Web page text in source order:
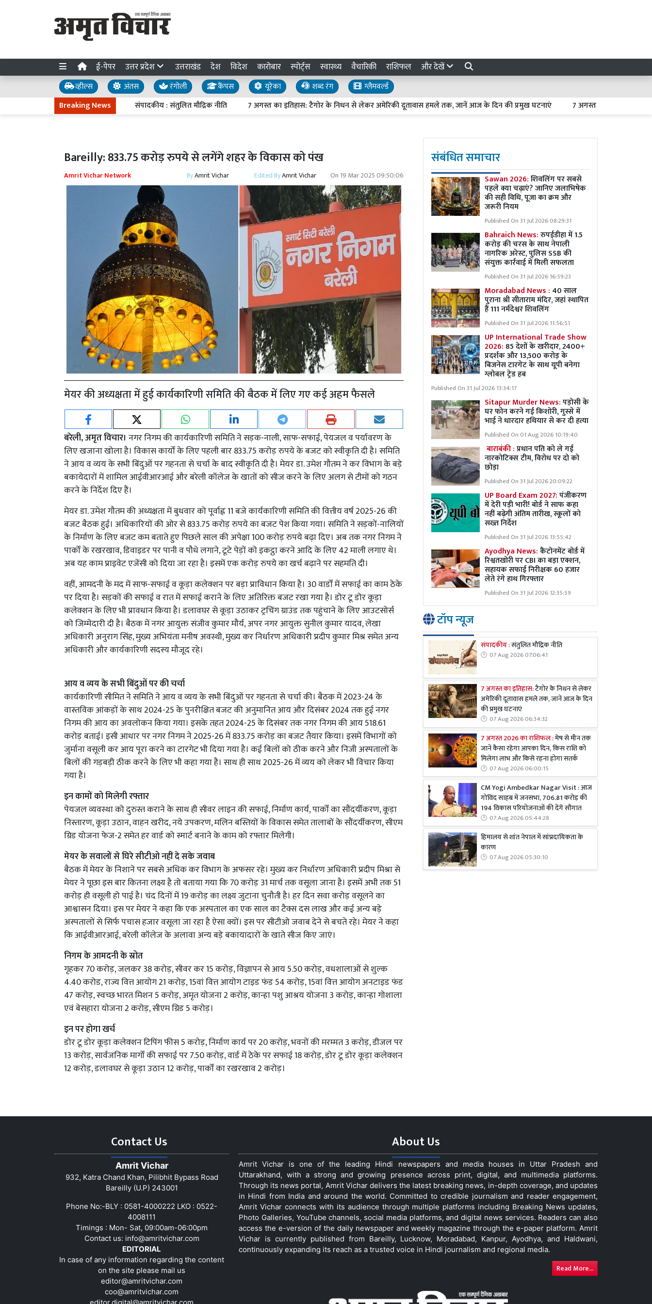
ई-पेपर उत्तर प्रदेश उत्तराखंड देश विदेश कारोबार स्पोर्ट्स स्वास्थ्य वैचारिकी राशिफल और देखें
व्हील्स अंतस रंगोली कैंपस यूरेका शब्द रंग
ग्लैमवर्ल्ड
Breaking News
संपादकीय : संतुलित मौद्रिक नीति 7 अगस्त का इतिहास: टैगोर के निधन से लेकर अमेरिकी दूतावास हमले तक, जानें आज के दिन की प्रमुख घटनाएं 7 अगस्त 2026 का राशिफल : मेष
Bareilly: 833.75 करोड़ रुपये से लगेंगे शहर के विकास को पंख
Amrit Vichar Network ByAmrit Vichar Edited ByAmrit Vichar On 19 Mar 2025 09:50:06
मेयर की अध्यक्षता में हुई कार्यकारिणी समिति की बैठक में लिए गए कई अहम फैसले
बरेली, अमृत विचार। नगर निगम की कार्यकारिणी समिति ने सड़क-नाली, साफ-सफाई, पेयजल व पर्यावरण के
लिए खजाना खोला है। विकास कार्यों के लिए पहली बार 833.75 करोड़ रुपये के बजट को स्वीकृति दी है। समिति
ने आय व व्यय के सभी बिंदुओं पर गहनता से चर्चा के बाद स्वीकृति दी है। मेयर डा. उमेश गौतम ने कर विभाग के बड़े
बकायेदारों में शामिल आईवीआरआई और बरेली कॉलेज के खातों को सीज करने के लिए अलग से टीमों को गठन
करने के निर्देश दिए हैं।
मेयर डा. उमेश गौतम की अध्यक्षता में बुधवार को पूर्वाह्न 11 बजे कार्यकारिणी समिति की वित्तीय वर्ष 2025-26 की
बजट बैठक हुई। अधिकारियों की ओर से 833.75 करोड़ रुपये का बजट पेश किया गया। समिति ने सड़कों-नालियों
के निर्माण के लिए बजट कम बताते हुए पिछले साल की अपेक्षा 100 करोड़ रुपये बढ़ा दिए। अब तक नगर निगम ने
पार्कों के रखरखाव, डिवाइडर पर पानी व पौधे लगाने, टूटे पेड़ों को इकट्ठा करने आदि के लिए 42 माली लगाए थे।
अब यह काम प्राइवेट एजेंसी को दिया जा रहा है। इसमें एक करोड़ रुपये का खर्च बढ़ाने पर सहमति दी।
वहीं, आमदनी के मद में साफ-सफाई व कूड़ा कलेक्शन पर बड़ा प्राविधान किया है। 30 वार्डों में सफाई का काम ठेके
पर दिया है। सड़कों की सफाई व रात में सफाई कराने के लिए अतिरिक्त बजट रखा गया है। डोर टू डोर कूड़ा
कलेक्शन के लिए भी प्रावधान किया है। डलावघर से कूड़ा उठाकर ट्रचिंग ग्राउंड तक पहुंचाने के लिए आउटसोर्स
को जिम्मेदारी दी है। बैठक में नगर आयुक्त संजीव कुमार मौर्य, अपर नगर आयुक्त सुनील कुमार यादव, लेखा
अधिकारी अनुराग सिंह, मुख्य अभियंता मनीष अवस्थी, मुख्य कर निर्धारण अधिकारी प्रदीप कुमार मिश्र समेत अन्य
अधिकारी और कार्यकारिणी सदस्य मौजूद रहे।
आय व व्यय के सभी बिंदुओं पर की चर्चा
कार्यकारिणी सीमित ने समिति ने आय व व्यय के सभी बिंदुओं पर गहनता से चर्चा की। बैठक में 2023-24 के
वास्तविक आंकड़ों के साथ 2024-25 के पुनरीक्षित बजट की अनुमानित आय और दिसंबर 2024 तक हुई नगर
निगम की आय का अवलोकन किया गया। इसके तहत 2024-25 के दिसंबर तक नगर निगम की आय 518.61
करोड़ बताई। इसी आधार पर नगर निगम ने 2025-26 में 833.75 करोड़ का बजट तैयार किया। इसमें विभागों को
जुर्माना वसूली कर आय पूरा करने का टारगेट भी दिया गया है। कई बिलों को ठीक करने और निजी अस्पतालों के
बिलों की गड़बड़ी ठीक करने के लिए भी कहा गया है। साथ ही साथ 2025-26 में व्यय को लेकर भी विचार किया
गया है।
इन कामों को मिलेगी रफ्तार
पेयजल व्यवस्था को दुरुस्त कराने के साथ ही सीवर लाइन की सफाई, निर्माण कार्य, पार्कों का सौंदर्यीकरण, कूड़ा
निस्तारण, कूड़ा उठान, वाहन खरीद, नये उपकरण, मलिन बस्तियों के विकास समेत तालाबों के सौंदर्यीकरण, सीएम
ग्रिड योजना फेज-2 समेत हर वार्ड को स्मार्ट बनाने के काम को रफ्तार मिलेगी।
मेयर के सवालों से घिरे सीटीओ नहीं दे सके जवाब
बैठक में मेयर के निशाने पर सबसे अधिक कर विभाग के अफसर रहे। मुख्य कर निर्धारण अधिकारी प्रदीप मिश्रा से
मेयर ने पूछा इस बार कितना लक्ष्य है तो बताया गया कि 70 करोड़ 31 मार्च तक वसूला जाना है। इसमें अभी तक 51
करोड़ ही वसूली हो पाई है। चंद दिनों में 19 करोड़ का लक्ष्य जुटाना चुनौती है। हर दिन सवा करोड़ वसूलने का
आश्वासन दिया। इस पर मेयर ने कहा कि एक अस्पताल का एक साल का टैक्स दस लाख और कई अन्य बड़े
अस्पतालों से सिर्फ पचास हजार वसूला जा रहा है ऐसा क्यों। इस पर सीटीओ जवाब देने से बचते रहे। मेयर ने कहा
कि आईवीआरआई, बरेली कॉलेज के अलावा अन्य बड़े बकायादारों के खाते सीज किए जाएं।
निगम के आमदनी के स्रोत
गृहकर 70 करोड़, जलकर 38 करोड़, सीवर कर 15 करोड़, विज्ञापन से आय 5.50 करोड़, वधशालाओं से शुल्क
4.40 करोड, राज्य वित्त आयोग 21 करोड़, 15वां वित्त आयोग टाइड फंड 54 करोड़, 15वां वित्त आयोग अनटाइड फंड
47 करोड़, स्वच्छ भारत मिशन 5 करोड़, अमृत योजना 2 करोड़, कान्हा पशु आश्रय योजना 3 करोड़, कान्हा गोशाला
एवं बेसहारा योजना 2 करोड़, सीएम ग्रिड 5 करोड़।
इन पर होगा खर्च
डोर टू डोर कूड़ा कलेक्शन टिपिंग फीस 5 करोड़, निर्माण कार्य पर 20 करोड़, भवनों की मरम्मत 3 करोड़, डीजल पर
13 करोड़, सार्वजनिक मार्गों की सफाई पर 7.50 करोड़, वार्ड में ठेके पर सफाई 18 करोड़, डोर टू डोर कूड़ा कलेक्शन
12 करोड़, डलावघर से कूड़ा उठान 12 करोड़, पार्कों का रखरखाव 2 करोड़।
संबंधित समाचार
Sawan 2026:शिवलिंग पर सबसे
पहले क्या चढ़ाएं? जानिए जलाभिषेक
की सही विधि, पूजा का क्रम और
जरूरी नियम
Published On 31 Jul 2026 08:29:31
Bahraich News:रुपईडीहा में 1.5
करोड़ की चरस के साथ नेपाली
नागरिक अरेस्ट, पुलिस SSB की
संयुक्त कार्रवाई में मिली सफलता
Published On 31 Jul 2026 16:59:23
Moradabad News : 40 साल
पुराना श्री सीताराम मंदिर, जहां स्थापित
हैं 111 नर्मदेश्वर शिवलिंग
Published On 31 Jul 2026 11:56:51
UP International Trade Show
2026: 85 देशों के खरीदार, 2400+
प्रदर्शक और 13,500 करोड़ के
बिजनेस टारगेट के साथ यूपी बनेगा
ग्लोबल ट्रेड हब
Published On 31 Jul 2026 13:34:17
Sitapur Murder News:पड़ोसी के
घर फोन करने गई किशोरी, गुस्से में
भाई ने धारदार हथियार से कर दी हत्या
Published On 01 Aug 2026 10:19:40
बाराबंकी :प्रधान पति को ले गई
नारकोटिक्स टीम, विरोध पर दो को
छोड़ा
Published On 31 Jul 2026 20:09:22
UP Board Exam 2027:पंजीकरण
में देरी पड़ी भारी! बोर्ड ने साफ कहा
नहीं बढ़ेगी अंतिम तारीख, स्कूलों को
सख्त निर्देश
Published On 31 Jul 2026 13:55:42
Ayodhya News:कैंटोनमेंट बोर्ड में
रिश्वतखोरी पर CBI का बड़ा एक्शन,
सहायक सफाई निरीक्षक 60 हजार
लेते रंगे हाथ गिरफ्तार
Published On 31 Jul 2026 12:35:59
टॉप न्यूज
संपादकीय :संतुलित मौद्रिक नीति
07 Aug 2026 07:06:41
7 अगस्त का इतिहास:टैगोर के निधन से लेकर
अमेरिकी दूतावास हमले तक, जानें आज के दिन
की प्रमुख घटनाएं
07 Aug 2026 06:34:32
7 अगस्त 2026 का राशिफल :मेष से मीन तक
जानें कैसा रहेगा आपका दिन, किस राशि को
मिलेगा लाभ और किसे रहना होगा सतर्क
07 Aug 2026 06:00:15
CM Yogi Ambedkar Nagar Visit : आज
गोविंद साहब में जनसभा, 706.81 करोड़ की
194 विकास परियोजनाओं की देंगे सौगात
07 Aug 2026 05:44:28
हिमालय से शांत नेपाल में सांप्रदायिकता के
कारण
07 Aug 2026 05:30:10
Contact Us
Amrit Vichar
932, Katra Chand Khan, Pilibhit Bypass Road
Bareilly (U.P) 243001
Phone No:-BLY : 0581-4000222 LKO : 0522-
4008111
Timings : Mon- Sat, 09:00am-06:00pm
Contact us: info@amritvichar.com
EDITORIAL
In case of any information regarding the content
on the site please mail us
editor@amritvichar.com
coo@amritvichar.com
About Us
Amrit Vichar is one of the leading Hindi newspapers and media houses in Uttar Pradesh and
Uttarakhand, with a strong and growing presence across print, digital, and multimedia platforms.
Through its news portal, Amrit Vichar delivers the latest breaking news, in-depth coverage, and updates
in Hindi from India and around the world. Committed to credible journalism and reader engagement,
Amrit Vichar connects with its audience through multiple platforms including Breaking News updates,
Photo Galleries, YouTube channels, social media platforms, and digital news services. Readers can also
access the e-version of the daily newspaper and weekly magazine through the e-paper platform. Amrit
Vichar is currently published from Bareilly, Lucknow, Moradabad, Kanpur, Ayodhya, and Haldwani,
continuously expanding its reach as a trusted voice in Hindi journalism and regional media.
Read More...